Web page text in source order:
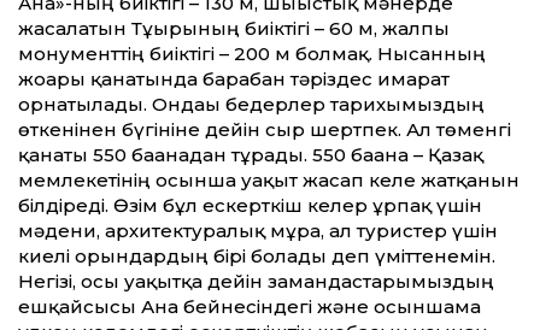
жасалатын Тұғырының биіктігі – 60 м, жалпы
монументтің биіктігі – 200 м болмақ. Нысанның
жоғарғы қанатында барабан тәріздес ғимарат
орнатылады. Ондағы бедерлер тарихымыздың
өткенінен бүгініне дейін сыр шертпек. Ал төменгі
қанаты 550 бағанадан тұрады. 550 бағана – Қазақ
мемлекетінің осынша уақыт жасап келе жатқанын
білдіреді. Өзім бұл ескерткіш келер ұрпақ үшін
мәдени, архитектуралық мұра, ал туристер үшін
киелі орындардың бірі болады деп үміттенемін.
Негізі, осы уақытқа дейін замандастарымыздың
ешқайсысы Ана бейнесіндегі және осыншама